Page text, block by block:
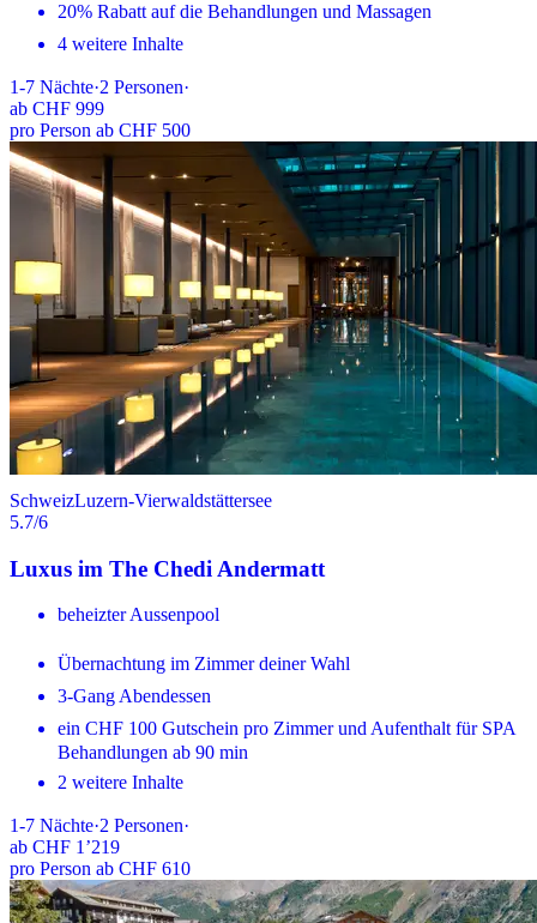
20% Rabatt auf die Behandlungen und Massagen
4 weitere Inhalte
1-7 Nächte·2 Personen·
ab CHF 999
pro Person ab CHF 500
SchweizLuzern-Vierwaldstättersee
5.7/6
Luxus im The Chedi Andermatt
beheizter Aussenpool
Übernachtung im Zimmer deiner Wahl
3-Gang Abendessen
ein CHF 100 Gutschein pro Zimmer und Aufenthalt für SPA
Behandlungen ab 90 min
2 weitere Inhalte
1-7 Nächte·2 Personen·
ab CHF 1’219
pro Person ab CHF 610